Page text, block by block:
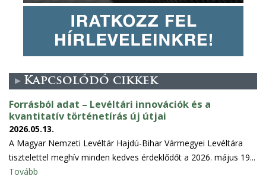
Kapcsolódó cikkek
Forrásból adat – Levéltári innovációk és a
kvantitatív történetírás új útjai
2026.05.13.
A Magyar Nemzeti Levéltár Hajdú-Bihar Vármegyei Levéltára
tisztelettel meghív minden kedves érdeklődőt a 2026. május 19...
Tovább